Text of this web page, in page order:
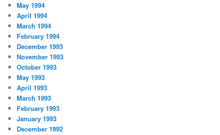
May 1994
April 1994
March 1994
February 1994
December 1993
November 1993
October 1993
May 1993
April 1993
March 1993
February 1993
January 1993
December 1992